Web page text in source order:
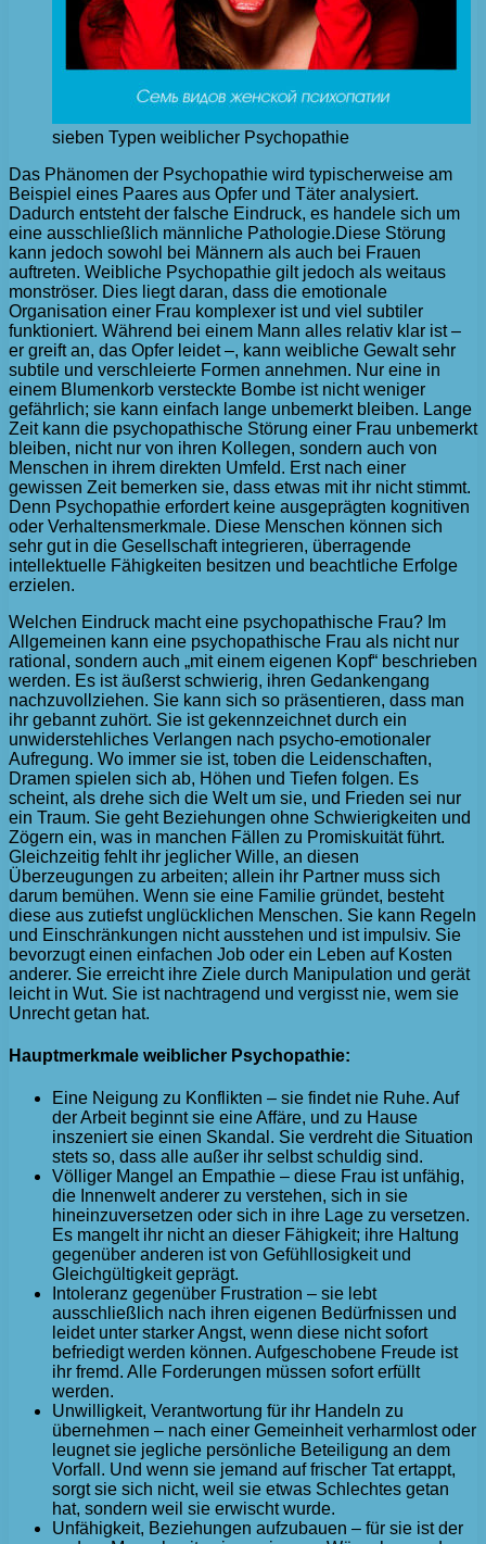
sieben Typen weiblicher Psychopathie
Das Phänomen der Psychopathie wird typischerweise am
Beispiel eines Paares aus Opfer und Täter analysiert.
Dadurch entsteht der falsche Eindruck, es handele sich um
eine ausschließlich männliche Pathologie.Diese Störung
kann jedoch sowohl bei Männern als auch bei Frauen
auftreten. Weibliche Psychopathie gilt jedoch als weitaus
monströser. Dies liegt daran, dass die emotionale
Organisation einer Frau komplexer ist und viel subtiler
funktioniert. Während bei einem Mann alles relativ klar ist –
er greift an, das Opfer leidet –, kann weibliche Gewalt sehr
subtile und verschleierte Formen annehmen. Nur eine in
einem Blumenkorb versteckte Bombe ist nicht weniger
gefährlich; sie kann einfach lange unbemerkt bleiben. Lange
Zeit kann die psychopathische Störung einer Frau unbemerkt
bleiben, nicht nur von ihren Kollegen, sondern auch von
Menschen in ihrem direkten Umfeld. Erst nach einer
gewissen Zeit bemerken sie, dass etwas mit ihr nicht stimmt.
Denn Psychopathie erfordert keine ausgeprägten kognitiven
oder Verhaltensmerkmale. Diese Menschen können sich
sehr gut in die Gesellschaft integrieren, überragende
intellektuelle Fähigkeiten besitzen und beachtliche Erfolge
erzielen.
Welchen Eindruck macht eine psychopathische Frau? Im
Allgemeinen kann eine psychopathische Frau als nicht nur
rational, sondern auch „mit einem eigenen Kopf“ beschrieben
werden. Es ist äußerst schwierig, ihren Gedankengang
nachzuvollziehen. Sie kann sich so präsentieren, dass man
ihr gebannt zuhört. Sie ist gekennzeichnet durch ein
unwiderstehliches Verlangen nach psycho-emotionaler
Aufregung. Wo immer sie ist, toben die Leidenschaften,
Dramen spielen sich ab, Höhen und Tiefen folgen. Es
scheint, als drehe sich die Welt um sie, und Frieden sei nur
ein Traum. Sie geht Beziehungen ohne Schwierigkeiten und
Zögern ein, was in manchen Fällen zu Promiskuität führt.
Gleichzeitig fehlt ihr jeglicher Wille, an diesen
Überzeugungen zu arbeiten; allein ihr Partner muss sich
darum bemühen. Wenn sie eine Familie gründet, besteht
diese aus zutiefst unglücklichen Menschen. Sie kann Regeln
und Einschränkungen nicht ausstehen und ist impulsiv. Sie
bevorzugt einen einfachen Job oder ein Leben auf Kosten
anderer. Sie erreicht ihre Ziele durch Manipulation und gerät
leicht in Wut. Sie ist nachtragend und vergisst nie, wem sie
Unrecht getan hat.
Hauptmerkmale weiblicher Psychopathie:
Eine Neigung zu Konflikten – sie findet nie Ruhe. Auf
der Arbeit beginnt sie eine Affäre, und zu Hause
inszeniert sie einen Skandal. Sie verdreht die Situation
stets so, dass alle außer ihr selbst schuldig sind.
Völliger Mangel an Empathie – diese Frau ist unfähig,
die Innenwelt anderer zu verstehen, sich in sie
hineinzuversetzen oder sich in ihre Lage zu versetzen.
Es mangelt ihr nicht an dieser Fähigkeit; ihre Haltung
gegenüber anderen ist von Gefühllosigkeit und
Gleichgültigkeit geprägt.
Intoleranz gegenüber Frustration – sie lebt
ausschließlich nach ihren eigenen Bedürfnissen und
leidet unter starker Angst, wenn diese nicht sofort
befriedigt werden können. Aufgeschobene Freude ist
ihr fremd. Alle Forderungen müssen sofort erfüllt
werden.
Unwilligkeit, Verantwortung für ihr Handeln zu
übernehmen – nach einer Gemeinheit verharmlost oder
leugnet sie jegliche persönliche Beteiligung an dem
Vorfall. Und wenn sie jemand auf frischer Tat ertappt,
sorgt sie sich nicht, weil sie etwas Schlechtes getan
hat, sondern weil sie erwischt wurde.
Unfähigkeit, Beziehungen aufzubauen – für sie ist der